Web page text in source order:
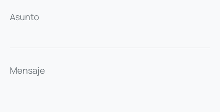
Asunto
Mensaje